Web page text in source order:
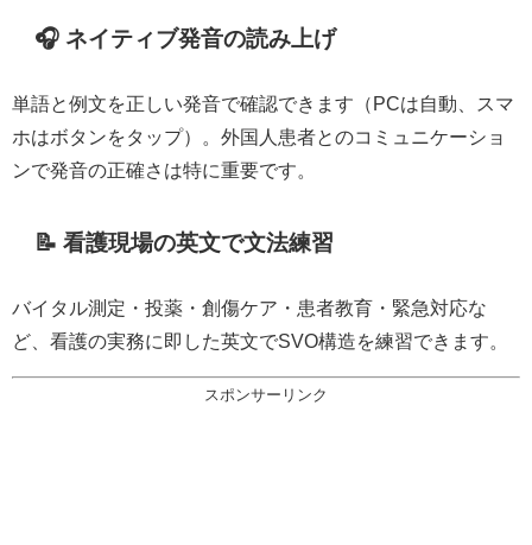
🎧 ネイティブ発音の読み上げ
単語と例文を正しい発音で確認できます（PCは自動、スマ
ホはボタンをタップ）。外国人患者とのコミュニケーショ
ンで発音の正確さは特に重要です。
📝 看護現場の英文で文法練習
バイタル測定・投薬・創傷ケア・患者教育・緊急対応な
ど、看護の実務に即した英文でSVO構造を練習できます。
スポンサーリンク